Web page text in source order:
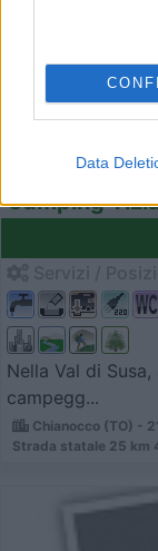
Data
Camping
Nella Val di
campegg...
Chianocco (TO) -
Strada statale 25 km